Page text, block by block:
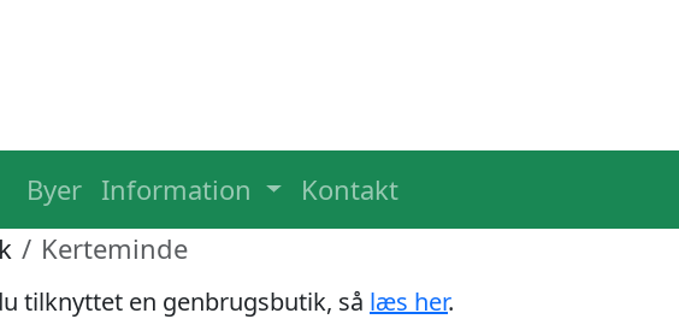
Byer Information Kontakt
Kerteminde
tilknyttet en genbrugsbutik, så læs her.